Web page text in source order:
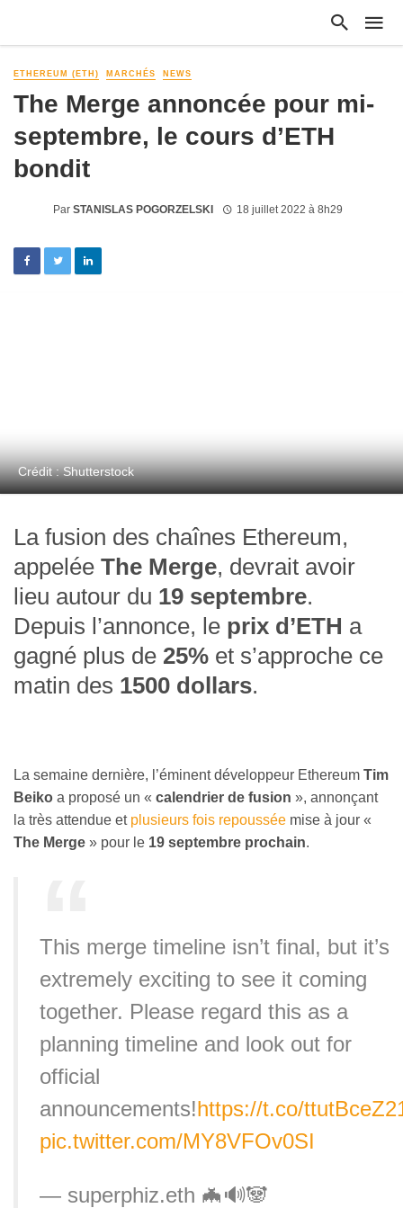
ETHEREUM (ETH) MARCHÉS NEWS
The Merge annoncée pour mi-
septembre, le cours d’ETH
bondit
Par STANISLAS POGORZELSKI 18 juillet 2022 à 8h29
Crédit : Shutterstock
La fusion des chaînes Ethereum,
appelée The Merge, devrait avoir
lieu autour du 19 septembre.
Depuis l’annonce, le prix d’ETH a
gagné plus de 25% et s’approche ce
matin des 1500 dollars.
La semaine dernière, l’éminent développeur Ethereum Tim
Beiko a proposé un « calendrier de fusion », annonçant
la très attendue et plusieurs fois repoussée mise à jour «
The Merge » pour le 19 septembre prochain.
This merge timeline isn’t final, but it’s
extremely exciting to see it coming
together. Please regard this as a
planning timeline and look out for
official
announcements!https://t.co/
pic.twitter.com/MY8VFOv0SI
— superphiz.eth 🦇🔊🐼